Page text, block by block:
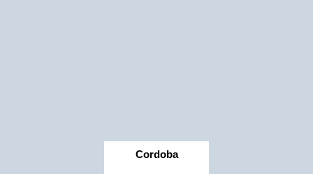
Cordoba